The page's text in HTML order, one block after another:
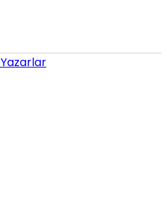
Yazarlar